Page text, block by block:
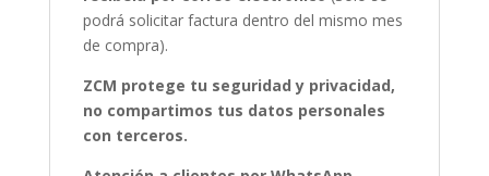
podrá solicitar factura dentro del mismo mes
de compra).
ZCM protege tu seguridad y privacidad,
no compartimos tus datos personales
con terceros.